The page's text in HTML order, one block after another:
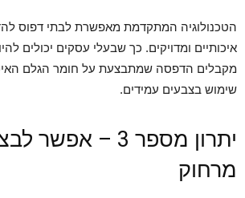
הטכנולוגיה המתקדמת מאפשרת לבתי דפוס
איכותיים ומדויקים. כך שבעלי עסקים יכולים
מקבלים הדפסה שמתבצעת על חומר הגלם
שימוש בצבעים עמידים.
יתרון מספר 3 –
מרחוק